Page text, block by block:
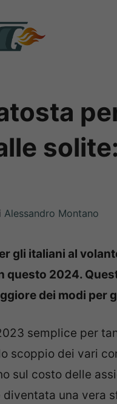
Alessandro Montano
gli italiani al
questo 2024.
dei modi per
semplice per
scoppio dei vari
sul costo delle
diventata una vera